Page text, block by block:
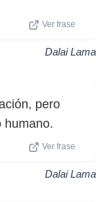
Ver frase
Dalai Lama
pero
humano.
Ver frase
Dalai Lama